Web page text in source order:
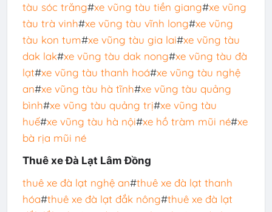
tàu sóc trăng#xe vũng tàu tiền giang#xe vũng
tàu trà vinh#xe vũng tàu vĩnh long#xe vũng
tàu kon tum#xe vũng tàu gia lai#xe vũng tàu
dak lak#xe vũng tàu dak nong#xe vũng tàu đà
lạt#xe vũng tàu thanh hoá#xe vũng tàu nghệ
an#xe vũng tàu hà tĩnh#xe vũng tàu quảng
bình#xe vũng tàu quảng trị#xe vũng tàu
huế#xe vũng tàu hà nội#xe hồ tràm mũi né#xe
bà rịa mũi né
Thuê xe Đà Lạt Lâm Đồng
thuê xe đà lạt nghệ an#thuê xe đà lạt thanh
hóa#thuê xe đà lạt đắk nông#thuê xe đà lạt